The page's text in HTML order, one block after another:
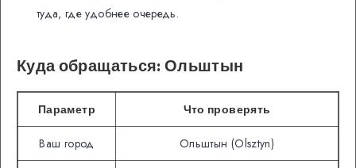
туда, где удобнее очередь.
Куда обращаться: Ольштын
Параметр Что проверять
Ваш город Ольштын (Olsztyn)